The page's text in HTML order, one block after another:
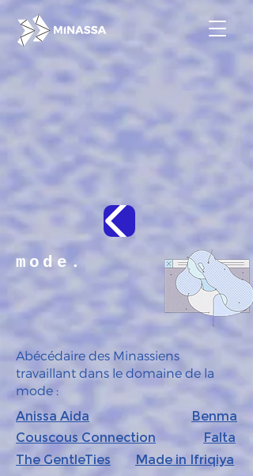
mode.
Abécédaire des Minassiens
travaillant dans le domaine de la
mode :
Anissa Aida
Couscous Connection
Benma
Falta
The GentleTies
Made in Ifriqiya